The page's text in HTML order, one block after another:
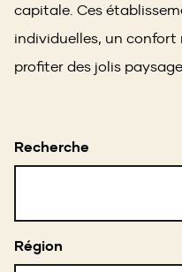
capitale. Ces
individuelles, un
profiter des jolis
Recherche
Région